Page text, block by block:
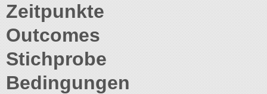
Zeitpunkte
Outcomes
Stichprobe
Bedingungen